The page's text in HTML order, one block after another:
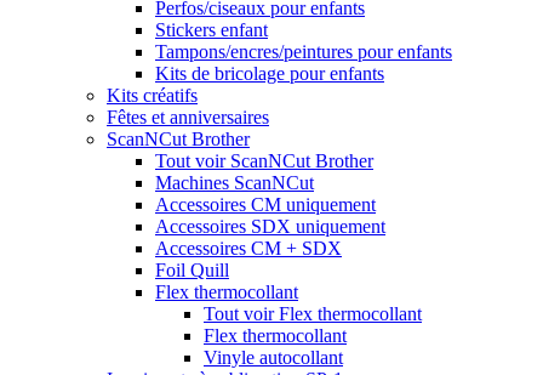
Perfos/ciseaux pour enfants
Stickers enfant
Tampons/encres/peintures pour enfants
Kits de bricolage pour enfants
Kits créatifs
Fêtes et anniversaires
ScanNCut Brother
Tout voir ScanNCut Brother
Machines ScanNCut
Accessoires CM uniquement
Accessoires SDX uniquement
Accessoires CM + SDX
Foil Quill
Flex thermocollant
Tout voir Flex thermocollant
Flex thermocollant
Vinyle autocollant